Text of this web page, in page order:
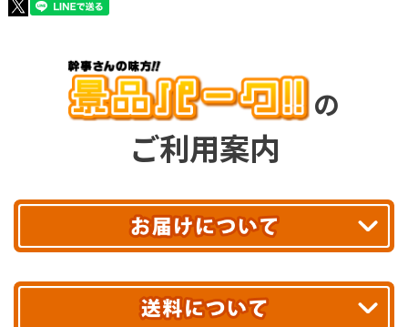
の
ご利用案内
最短翌日お届け!